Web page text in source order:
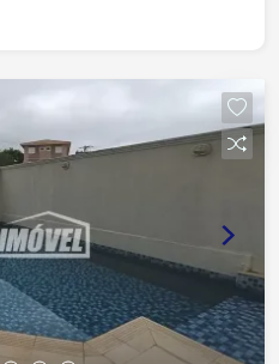
e a outras áreas da
facilita o
da região e oferece
e serviços do dia a
Portaria 24 horas